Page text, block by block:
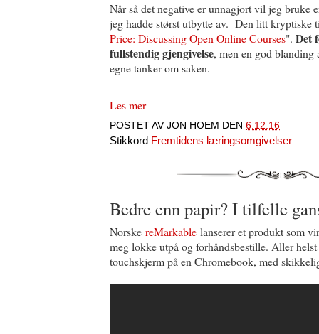
Når så det negative er unnagjort vil jeg bruke
jeg hadde størst utbytte av. Den litt kryptiske
Price: Discussing Open Online Courses". Det
fullstendig gjengivelse, men en god blanding
egne tanker om saken.
Les mer
POSTET AV JON HOEM DEN 6.12.16
Stikkord Fremtidens læringsomgivelser
Bedre enn papir? I tilfelle
Norske reMarkable lanserer et produkt som
meg lokke utpå og forhåndsbestille. Aller
touchskjerm på en Chromebook, med